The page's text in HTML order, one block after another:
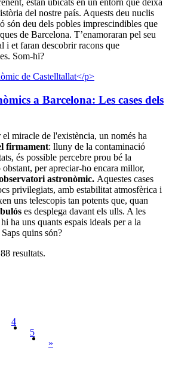
del nostre país. Aquests deu nuclis
són deu dels pobles imprescindibles que
de Barcelona. T’enamoraran pel seu
i et faran descobrir racons que
Som-hi?
a Barcelona: Les cases dels
miracle de l'existència, un només ha
firmament: lluny de la contaminació
és possible percebre prou bé la
per apreciar-ho encara millor,
astronòmic. Aquestes cases
privilegiats, amb estabilitat atmosfèrica i
uns telescopis tan potents que, quan
es desplega davant els ulls. A les
ha uns quants espais ideals per a la
quins són?
resultats.
4
5
»